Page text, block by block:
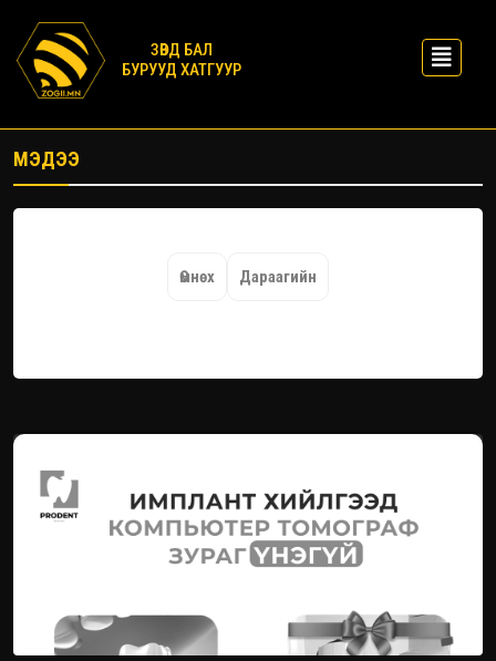
ЗӨВД БАЛ
БУРУУД ХАТГУУР
МЭДЭЭ
Өмнөх Дараагийн